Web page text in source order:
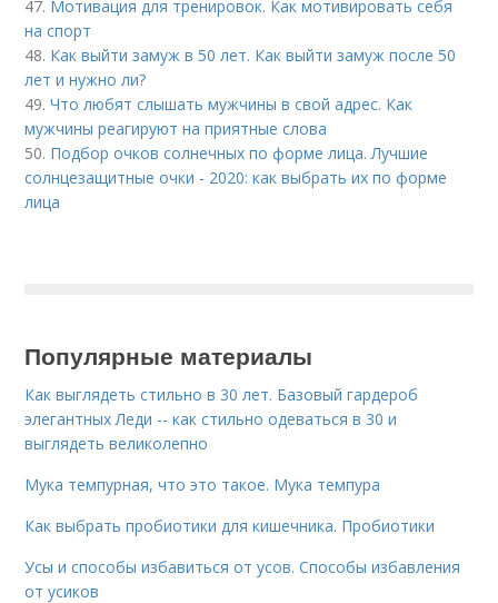
47. Мотивация для тренировок. Как мотивировать себя
на спорт
48. Как выйти замуж в 50 лет. Как выйти замуж после 50
лет и нужно ли?
49.Что любят слышать мужчины в свой адрес. Как
мужчины реагируют на приятные слова
50. Подбор очков солнечных по форме лица. Лучшие
солнцезащитные очки - 2020: как выбрать их по форме
лица
Популярные материалы
Как выглядеть стильно в 30 лет. Базовый гардероб
элегантных Леди -- как стильно одеваться в 30 и
выглядеть великолепно
Мука темпурная, что это такое. Мука темпура
Как выбрать пробиотики для кишечника. Пробиотики
Усы и способы избавиться от усов. Способы избавления
от усиков